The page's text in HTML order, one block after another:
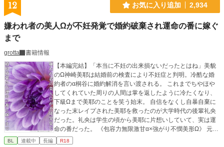
12 お気に入り追加 2,934
嫌われ者の美人Ωが不妊発覚で婚約破棄され運命の番に嫁ぐ
まで
grotta
書籍情報
【本編完結】「本当に不妊の出来損ないだったとはね」美貌
のΩ神崎美耶は結婚前の検査により不妊症と判明。冷酷な婚
約者のα桐谷に婚約解消を言い渡される。 これまでちやほや
してくれていた周りの人間は掌を返したように冷たくなり、
下級Ωまで美耶のことを笑う始末。 自信をなくし自暴自棄に
なった末レイプされた美耶を救ったのが大学時代の後輩礼央
だった。礼央は学生の頃から美耶に片想いしていて、実は運
命の番だった。 《包容力無限激甘α×強がり不憫美形Ω》 元ク
ズ婚約者桐谷に散々蔑ろにされてきた美耶は、正体を隠して
BL 連載中 長編 R18